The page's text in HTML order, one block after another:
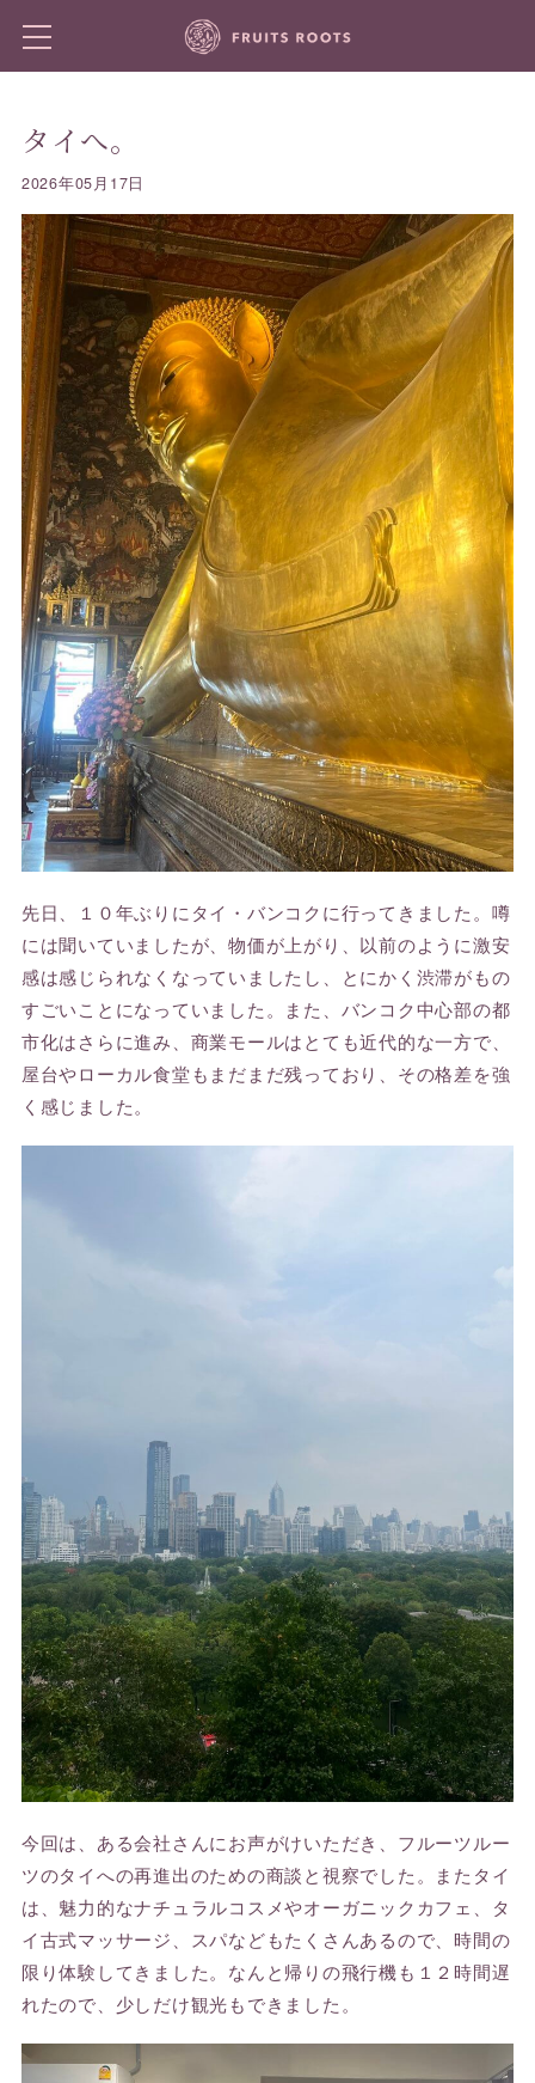
タイへ。
2026年05月17日
先日、１０年ぶりにタイ・バンコクに行ってきました。噂
には聞いていましたが、物価が上がり、以前のように激安
感は感じられなくなっていましたし、とにかく渋滞がもの
すごいことになっていました。また、バンコク中心部の都
市化はさらに進み、商業モールはとても近代的な一方で、
屋台やローカル食堂もまだまだ残っており、その格差を強
く感じました。
今回は、ある会社さんにお声がけいただき、フルーツルー
ツのタイへの再進出のための商談と視察でした。またタイ
は、魅力的なナチュラルコスメやオーガニックカフェ、タ
イ古式マッサージ、スパなどもたくさんあるので、時間の
限り体験してきました。なんと帰りの飛行機も１２時間遅
れたので、少しだけ観光もできました。